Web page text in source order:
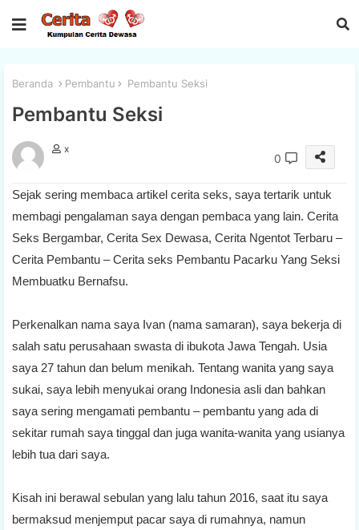
Beranda Pembantu Pembantu Seksi
Pembantu Seksi
x
0
Sejak sering membaca artikel cerita seks, saya tertarik untuk
membagi pengalaman saya dengan pembaca yang lain. Cerita
Seks Bergambar, Cerita Sex Dewasa, Cerita Ngentot Terbaru –
Cerita Pembantu – Cerita seks Pembantu Pacarku Yang Seksi
Membuatku Bernafsu.
Perkenalkan nama saya Ivan (nama samaran), saya bekerja di
salah satu perusahaan swasta di ibukota Jawa Tengah. Usia
saya 27 tahun dan belum menikah. Tentang wanita yang saya
sukai, saya lebih menyukai orang Indonesia asli dan bahkan
saya sering mengamati pembantu – pembantu yang ada di
sekitar rumah saya tinggal dan juga wanita-wanita yang usianya
lebih tua dari saya.
Kisah ini berawal sebulan yang lalu tahun 2016, saat itu saya
bermaksud menjemput pacar saya di rumahnya, namun